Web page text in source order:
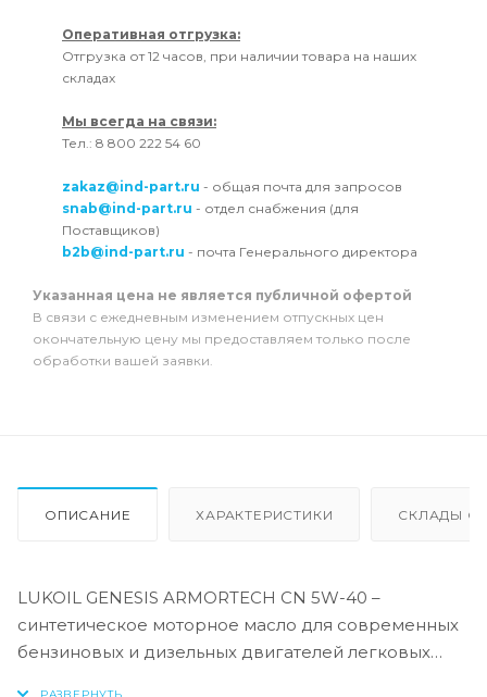
Оперативная отгрузка:
Отгрузка от 12 часов, при наличии товара на наших
складах
Мы всегда на связи:
Тел.: 8 800 222 54 60
zakaz@ind-part.ru - общая почта для запросов
snab@ind-part.ru - отдел снабжения (для
Поставщиков)
b2b@ind-part.ru - почта Генерального директора
Указанная цена не является публичной офертой
В связи с ежедневным изменением отпускных цен
окончательную цену мы предоставляем только после
обработки вашей заявки.
ОПИСАНИЕ ХАРАКТЕРИСТИКИ СКЛАДЫ
LUKOIL GENESIS ARMORTECH CN 5W-40 –
синтетическое моторное масло для современных
бензиновых и дизельных двигателей легковых